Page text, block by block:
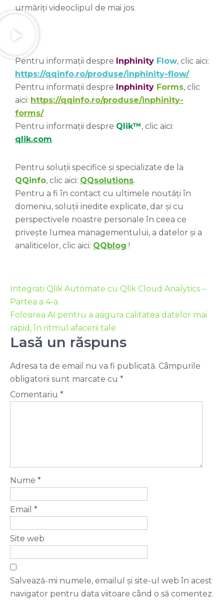
urmăriți videoclipul de mai jos.
Pentru informații despre Inphinity Flow, clic aici:
https://qqinfo.ro/produse/inphinity-flow/
Pentru informații despre Inphinity Forms, clic
aici: https://qqinfo.ro/produse/inphinity-
forms/
Pentru informații despre Qlik™, clic aici:
qlik.com.
Pentru soluții specifice și specializate de la
QQinfo, clic aici: QQsolutions.
Pentru a fi în contact cu ultimele noutăți în
domeniu, soluții inedite explicate, dar și cu
perspectivele noastre personale în ceea ce
privește lumea managementului, a datelor și a
analiticelor, clic aici: QQblog !
Integrați Qlik Automate cu Qlik Cloud Analytics –
Partea a 4-a
Folosirea AI pentru a asigura calitatea datelor mai
rapid, în ritmul afacerii tale
Lasă un răspuns
Adresa ta de email nu va fi publicată. Câmpurile
obligatorii sunt marcate cu *
Comentariu *
Nume *
Email *
Site web
Salvează-mi numele, emailul și site-ul web în acest
navigator pentru data viitoare când o să comentez.